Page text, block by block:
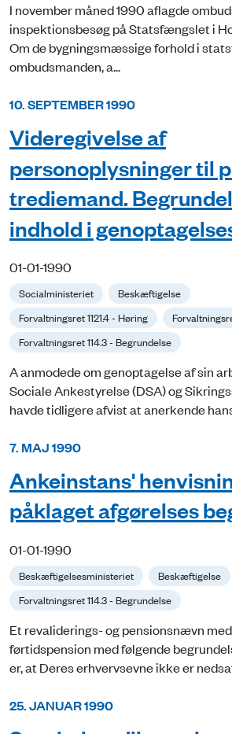
I november måned 1990 aflagde
inspektionsbesøg på Statsfængslet i
Om de bygningsmæssige forhold i
ombudsmanden, a...
10. SEPTEMBER 1990
Videregivelse af
personoplysninger til
trediemand.
indhold i
01-01-1990
Socialministeriet
Beskæftigelse
Forvaltningsret 1121.4 - Høring
Forvaltningsret 114.3 - Begrundelse
A anmodede om genoptagelse af sin
Sociale Ankestyrelse (DSA) og
havde tidligere afvist at anerkende
7. MAJ 1990
Ankeinstans'
påklaget afgørelses
01-01-1990
Beskæftigelsesministeriet
Beskæftigelse
Forvaltningsret 114.3 - Begrundelse
Et revaliderings- og pensionsnævn
førtidspension med følgende
er, at Deres erhvervsevne ikke er
25. JANUAR 1990